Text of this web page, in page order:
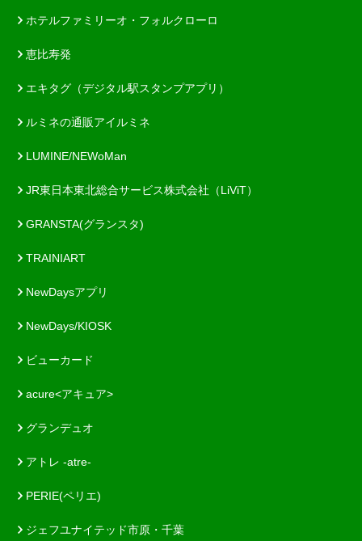
ホテルファミリーオ・フォルクローロ
恵比寿発
エキタグ（デジタル駅スタンプアプリ）
ルミネの通販アイルミネ
LUMINE/NEWoMan
JR東日本東北総合サービス株式会社（LiViT）
GRANSTA(グランスタ)
TRAINIART
NewDaysアプリ
NewDays/KIOSK
ビューカード
acure<アキュア>
グランデュオ
アトレ -atre-
PERIE(ペリエ)
ジェフユナイテッド市原・千葉